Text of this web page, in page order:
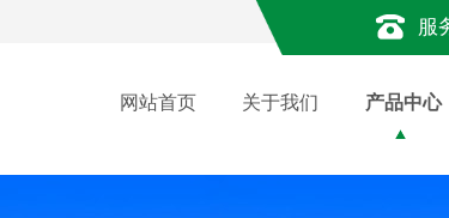
服
网站首页 关于我们 产品中心